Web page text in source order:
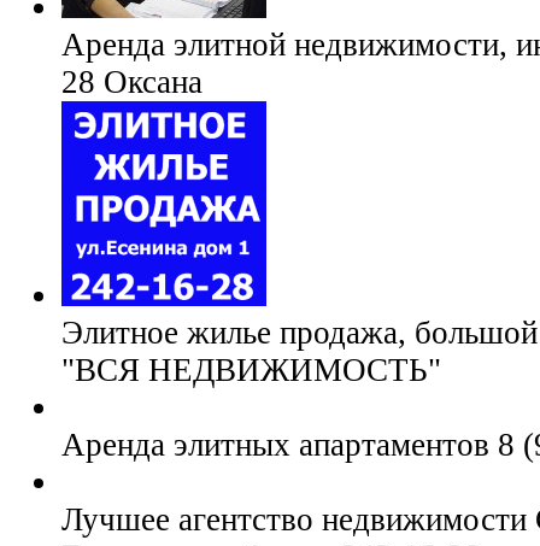
Аренда элитной недвижимости,
28 Оксана
Элитное жилье продажа, большой
"ВСЯ НЕДВИЖИМОСТЬ"
Аренда элитных апартаментов 8
Лучшее агентство недвижимости